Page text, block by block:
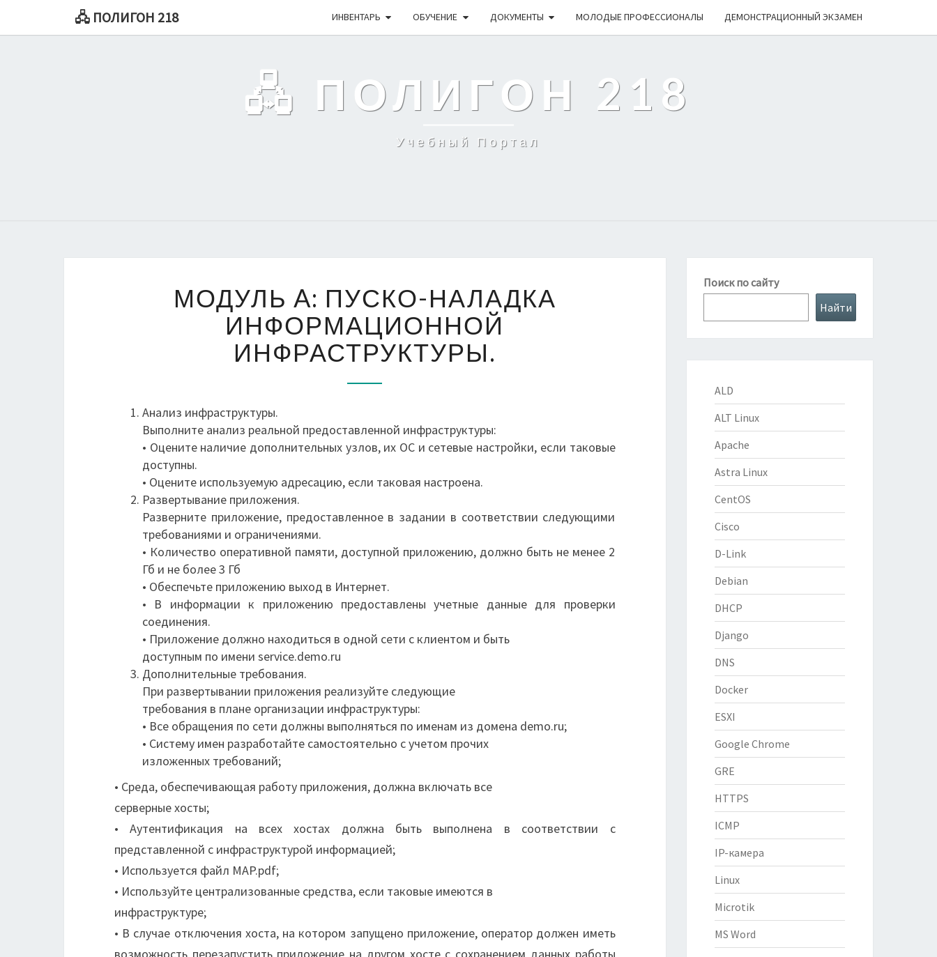
🖧 ПОЛИГОН 218 ИНВЕНТАРЬ ОБУЧЕНИЕ ДОКУМЕНТЫ МОЛОДЫЕ ПРОФЕССИОНАЛЫ ДЕМОНСТРАЦИОННЫЙ ЭКЗАМЕН
🖧 ПОЛИГОН 218
Учебный Портал
A:
ПУСКО-
НАЛАДКА
ИНФОРМАЦИОННОЙ
ИНФРАСТРУКТУРЫ.
МОДУЛЬ A: ПУСКО-НАЛАДКА
ИНФОРМАЦИОННОЙ
ИНФРАСТРУКТУРЫ.
Анализ инфраструктуры.
Выполните анализ реальной предоставленной инфраструктуры:
• Оцените наличие дополнительных узлов, их ОС и сетевые настройки, если таковые
доступны.
• Оцените используемую адресацию, если таковая настроена.
Развертывание приложения.
Разверните приложение, предоставленное в задании в соответствии следующими
требованиями и ограничениями.
• Количество оперативной памяти, доступной приложению, должно быть не менее 2
Гб и не более 3 Гб
• Обеспечьте приложению выход в Интернет.
• В информации к приложению предоставлены учетные данные для проверки
соединения.
• Приложение должно находиться в одной сети с клиентом и быть
доступным по имени service.demo.ru
Дополнительные требования.
При развертывании приложения реализуйте следующие
требования в плане организации инфраструктуры:
• Все обращения по сети должны выполняться по именам из домена demo.ru;
• Систему имен разработайте самостоятельно с учетом прочих
изложенных требований;
• Среда, обеспечивающая работу приложения, должна включать все
серверные хосты;
• Аутентификация на всех хостах должна быть выполнена в соответствии с
представленной с инфраструктурой информацией;
• Используется файл MAP.pdf;
• Используйте централизованные средства, если таковые имеются в
инфраструктуре;
• В случае отключения хоста, на котором запущено приложение, оператор должен иметь
Поиск по сайту
Найти
ALD
ALT Linux
Apache
Astra Linux
CentOS
Cisco
D-Link
Debian
DHCP
Django
DNS
Docker
ESXI
Google Chrome
GRE
HTTPS
ICMP
IP-камера
Linux
Microtik
MS Word